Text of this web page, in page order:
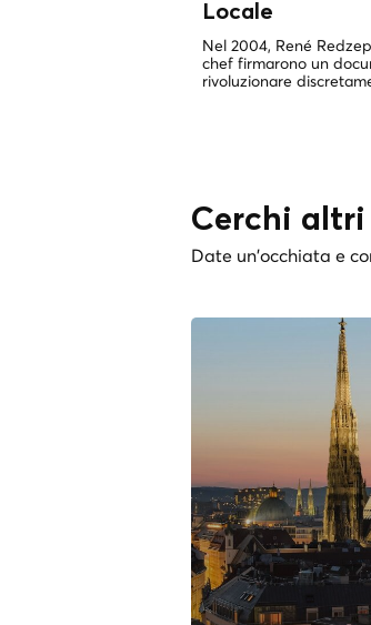
Locale
Nel 2004, René
chef firmarono un
rivoluzionare
Cerchi altri
Date un'occhiata e